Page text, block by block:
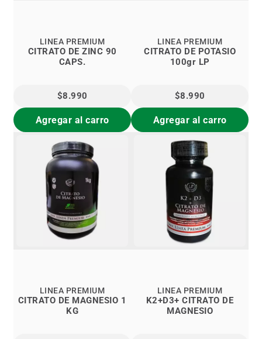
CITRATO DE ZINC 90
CAPS.
LINEA PREMIUM
$8.990
Agregar al carro
CITRATO DE POTASIO
100gr LP
LINEA PREMIUM
$8.990
Agregar al carro
CITRATO DE MAGNESIO 1
KG
LINEA PREMIUM
K2+D3+ CITRATO DE
MAGNESIO
LINEA PREMIUM